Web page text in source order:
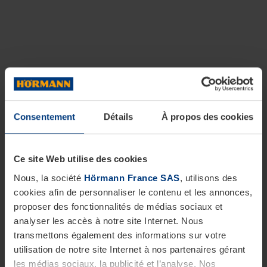
Consentement Détails À propos des cookies
Ce site Web utilise des cookies
Nous, la société Hörmann France SAS, utilisons des
cookies afin de personnaliser le contenu et les annonces,
proposer des fonctionnalités de médias sociaux et
analyser les accès à notre site Internet. Nous
transmettons également des informations sur votre
utilisation de notre site Internet à nos partenaires gérant
les médias sociaux, la publicité et l’analyse. Nos